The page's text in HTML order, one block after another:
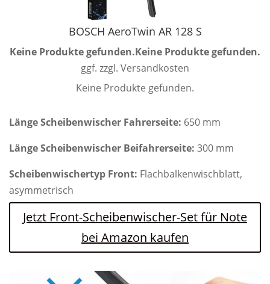
BOSCH AeroTwin AR 128 S
Keine Produkte gefunden.Keine Produkte gefunden.
ggf. zzgl. Versandkosten
Keine Produkte gefunden.
Länge Scheibenwischer Fahrerseite: 650 mm
Länge Scheibenwischer Beifahrerseite: 300 mm
Scheibenwischertyp Front: Flachbalkenwischblatt,
asymmetrisch
Jetzt Front-Scheibenwischer-Set für Note
bei Amazon kaufen